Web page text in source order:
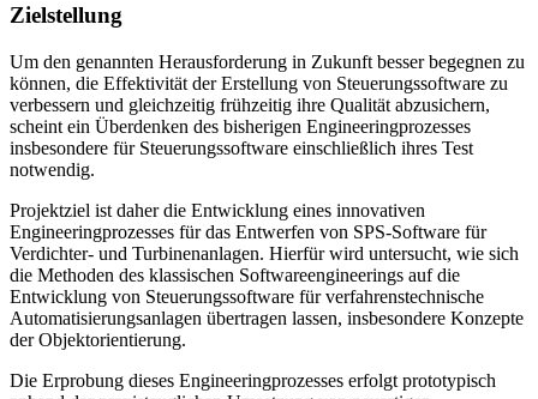
Zielstellung
Um den genannten Herausforderung in Zukunft besser begegnen zu
können, die Effektivität der Erstellung von Steuerungssoftware zu
verbessern und gleichzeitig frühzeitig ihre Qualität abzusichern,
scheint ein Überdenken des bisherigen Engineeringprozesses
insbesondere für Steuerungssoftware einschließlich ihres Test
notwendig.
Projektziel ist daher die Entwicklung eines innovativen
Engineeringprozesses für das Entwerfen von SPS-Software für
Verdichter- und Turbinenanlagen. Hierfür wird untersucht, wie sich
die Methoden des klassischen Softwareengineerings auf die
Entwicklung von Steuerungssoftware für verfahrenstechnische
Automatisierungsanlagen übertragen lassen, insbesondere Konzepte
der Objektorientierung.
Die Erprobung dieses Engineeringprozesses erfolgt prototypisch